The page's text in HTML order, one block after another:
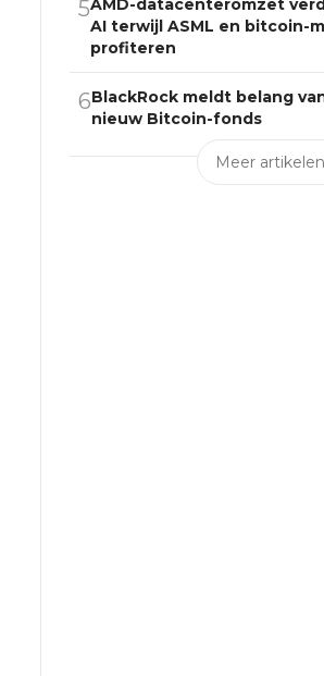
5AMD-datacenteromzet
AI terwijl ASML en bitcoin-
profiteren
6BlackRock meldt belang van
nieuw Bitcoin-fonds
Meer artikelen